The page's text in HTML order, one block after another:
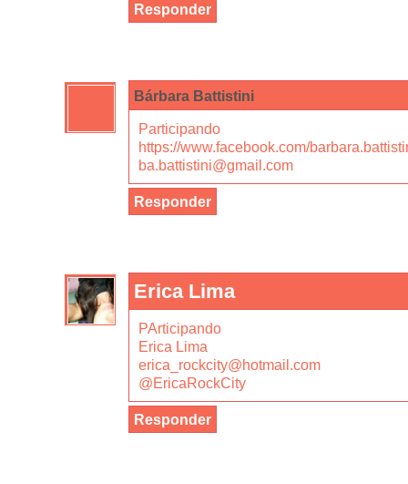
Responder
Bárbara Battistini
Participando
https://www.facebook.com/
ba.battistini@gmail.com
Responder
Erica Lima
PArticipando
Erica Lima
erica_rockcity@hotmail.com
@EricaRockCity
Responder